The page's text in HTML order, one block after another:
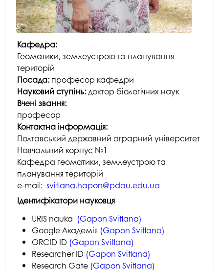
Кафедра:
Геоматики, землеустрою та планування
територій
Посада: професор кафедри
Науковий ступінь:доктор біологічних наук
Вчені звання:
професор
Контактна інформація:
Полтавський державний аграрний університет
Навчальний корпус №1
Кафедра геоматики, землеустрою та
планування територій
e-mail: svitlana.hapon@pdau.edu.ua
Ідентифікатори науковця
URIS nauka (Gapon Svitlana)
Google Академія (Gapon Svitlana)
ORCID ID (Gapon Svitlana)
Researcher ID (Gapon Svitlana)
Research Gate (Gapon Svitlana)